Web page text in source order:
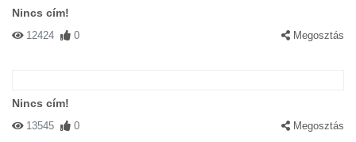
Nincs cím!
12424 0 Megosztás
Nincs cím!
13545 0 Megosztás